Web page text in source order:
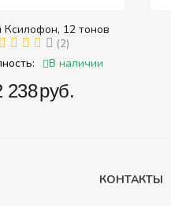
Ксилофон, 12 тонов
(2)
В наличии
238‍руб.
КОНТАКТЫ